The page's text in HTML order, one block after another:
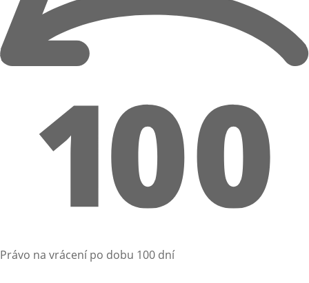
Právo na vrácení po dobu 100 dní